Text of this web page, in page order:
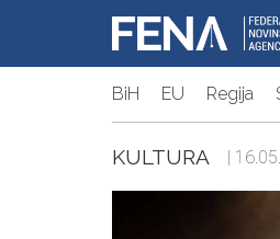
BiH EU Regija
KULTURA |